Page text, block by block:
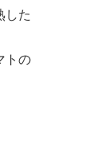
した
トの